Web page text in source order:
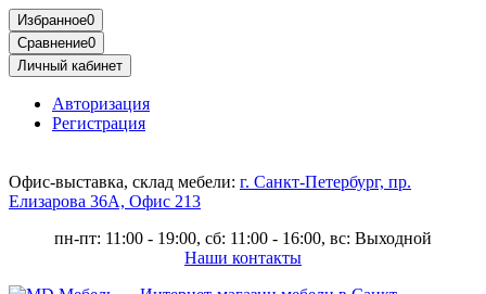
Избранное0
Сравнение0
Личный кабинет
Авторизация
Регистрация
Офис-выставка, склад мебели: г. Санкт-Петербург, пр.
Елизарова 36А, Офис 213
пн-пт: 11:00 - 19:00, сб: 11:00 - 16:00, вс: Выходной
Наши контакты